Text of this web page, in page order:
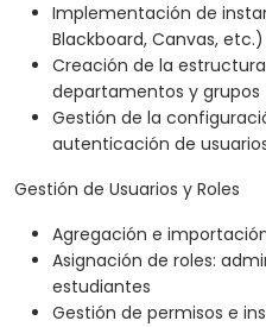
Implementación de
Blackboard, Canvas, etc.)
Creación de la
departamentos y grupos
Gestión de la
autenticación de
Gestión de Usuarios y Roles
Agregación e
Asignación de roles:
estudiantes
Gestión de permisos e